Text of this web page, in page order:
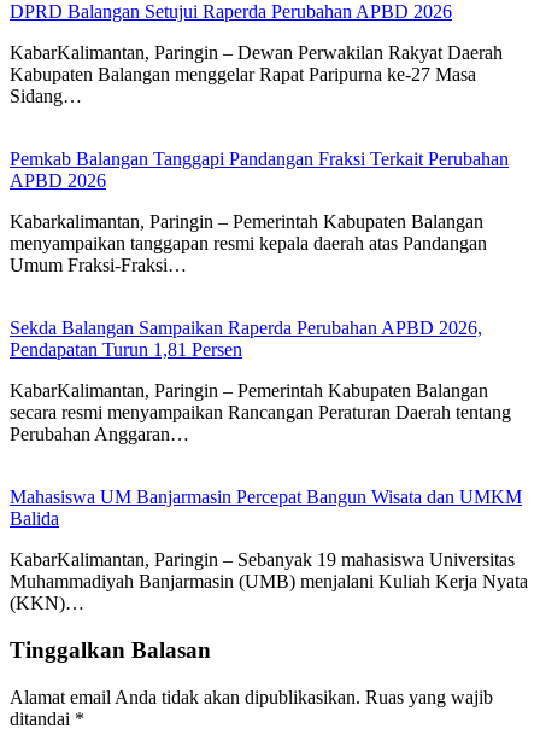
DPRD Balangan Setujui Raperda Perubahan APBD 2026
KabarKalimantan, Paringin – Dewan Perwakilan Rakyat Daerah
Kabupaten Balangan menggelar Rapat Paripurna ke-27 Masa
Sidang…
Pemkab Balangan Tanggapi Pandangan Fraksi Terkait Perubahan
APBD 2026
Kabarkalimantan, Paringin – Pemerintah Kabupaten Balangan
menyampaikan tanggapan resmi kepala daerah atas Pandangan
Umum Fraksi-Fraksi…
Sekda Balangan Sampaikan Raperda Perubahan APBD 2026,
Pendapatan Turun 1,81 Persen
KabarKalimantan, Paringin – Pemerintah Kabupaten Balangan
secara resmi menyampaikan Rancangan Peraturan Daerah tentang
Perubahan Anggaran…
Mahasiswa UM Banjarmasin Percepat Bangun Wisata dan UMKM
Balida
KabarKalimantan, Paringin – Sebanyak 19 mahasiswa Universitas
Muhammadiyah Banjarmasin (UMB) menjalani Kuliah Kerja Nyata
(KKN)…
Tinggalkan Balasan
Alamat email Anda tidak akan dipublikasikan. Ruas yang wajib
ditandai *